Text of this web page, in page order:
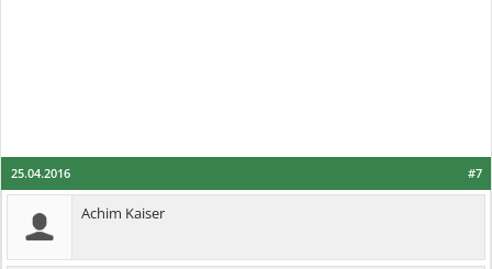
#7
25.04.2016
Achim Kaiser